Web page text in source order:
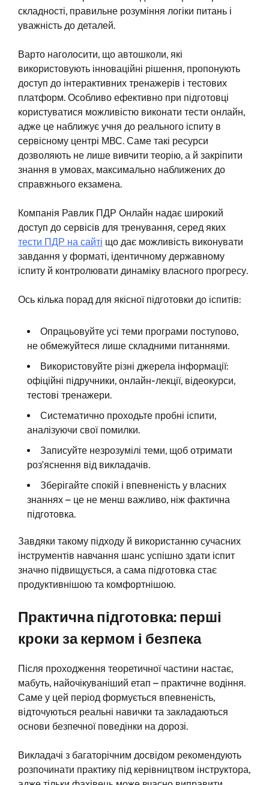
складності, правильне розуміння логіки питань і
уважність до деталей.
Варто наголосити, що автошколи, які
використовують інноваційні рішення, пропонують
доступ до інтерактивних тренажерів і тестових
платформ. Особливо ефективно при підготовці
користуватися можливістю виконати тести онлайн,
адже це наближує учня до реального іспиту в
сервісному центрі МВС. Саме такі ресурси
дозволяють не лише вивчити теорію, а й закріпити
знання в умовах, максимально наближених до
справжнього екзамена.
Компанія Равлик ПДР Онлайн надає широкий
доступ до сервісів для тренування, серед яких
тести ПДР на сайті що дає можливість виконувати
завдання у форматі, ідентичному державному
іспиту й контролювати динаміку власного прогресу.
Ось кілька порад для якісної підготовки до іспитів:
Опрацьовуйте усі теми програми поступово,
не обмежуйтеся лише складними питаннями.
Використовуйте різні джерела інформації:
офіційні підручники, онлайн-лекції, відеокурси,
тестові тренажери.
Систематично проходьте пробні іспити,
аналізуючи свої помилки.
Записуйте незрозумілі теми, щоб отримати
роз’яснення від викладачів.
Зберігайте спокій і впевненість у власних
знаннях – це не менш важливо, ніж фактична
підготовка.
Завдяки такому підходу й використанню сучасних
інструментів навчання шанс успішно здати іспит
значно підвищується, а сама підготовка стає
продуктивнішою та комфортнішою.
Практична підготовка: перші
кроки за кермом і безпека
Після проходження теоретичної частини настає,
мабуть, найочікуваніший етап – практичне водіння.
Саме у цей період формується впевненість,
відточуються реальні навички та закладаються
основи безпечної поведінки на дорозі.
Викладачі з багаторічним досвідом рекомендують
розпочинати практику під керівництвом інструктора,